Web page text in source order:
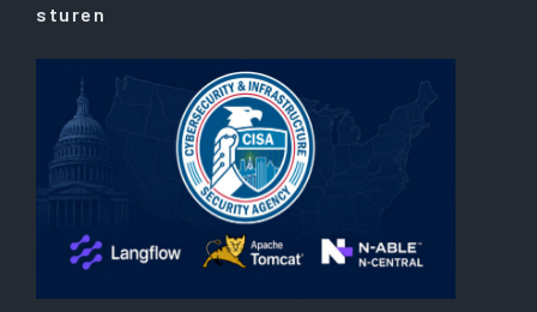
sturen